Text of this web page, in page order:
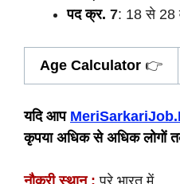
पद क्र. 7: 18 से 28
Age Calculator 👉
यदि आप
कृपया अधिक से अधिक लोगों
नौकरी स्थान : पूरे भारत में